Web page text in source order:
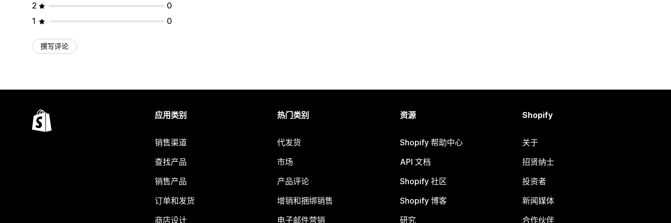
2
0
1
0
撰写评论
应用类别
销售渠道
查找产品
销售产品
订单和发货
商店设计
热门类别
代发货
市场
产品评论
增销和捆绑销售
电子邮件营销
资源
Shopify 帮助中心
API 文档
Shopify 社区
Shopify 博客
研究
Shopify
关于
招贤纳士
投资者
新闻媒体
合作伙伴